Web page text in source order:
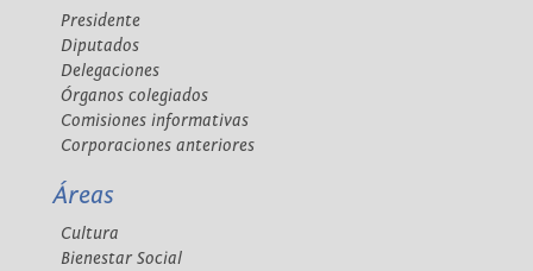
Presidente
Diputados
Delegaciones
Órganos colegiados
Comisiones informativas
Corporaciones anteriores
Áreas
Cultura
Bienestar Social